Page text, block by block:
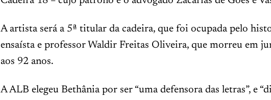
A artista será a 5ª titular da cadeira, que foi ocupada pelo
ensaísta e professor Waldir Freitas Oliveira, que morreu em
aos 92 anos.
A ALB elegeu Bethânia por ser “uma defensora das letras”, e